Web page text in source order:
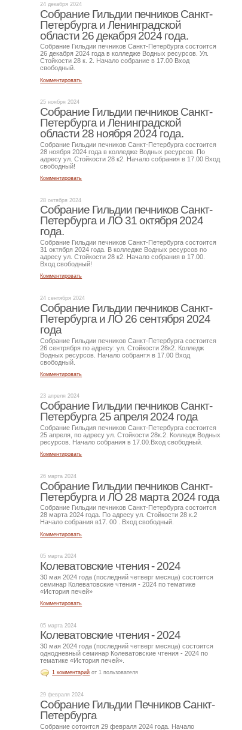
24 декабря 2024
Собрание Гильдии печников Санкт-
Петербурга и Ленинградской
области 26 декабря 2024 года.
Собрание Гильдии печников Санкт-Петербурга состоится
26 декабря 2024 года в колледже Водных ресурсов. Ул.
Стойкости 28 к. 2. Начало собрание в 17.00 Вход
свободный.
Комментировать
25 ноября 2024
Собрание Гильдии печников Санкт-
Петербурга и Ленинградской
области 28 ноября 2024 года.
Собрание Гильдии печников Санкт-Петербурга состоится
28 ноября 2024 года в колледже Водных ресурсов. По
адресу ул. Стойкости 28 к2. Начало собрания в 17.00 Вход
свободный!
Комментировать
28 октября 2024
Собрание Гильдии печников Санкт-
Петербурга и ЛО 31 октября 2024
года.
Собрание Гильдии печников Санкт-Петербурга состоится
31 октября 2024 года. В колледже Водных ресурсов по
адресу ул. Стойкости 28 к2. Начало собрания в 17.00.
Вход свободный!
Комментировать
24 сентября 2024
Собрание Гильдии печников Санкт-
Петербурга и ЛО 26 сентября 2024
года
Собрание Гильдии печников Санкт-Петербурга состоится
26 сентрября по адресу: ул. Стойкости 28к2. Колледж
Водных ресурсов. Начало собрантя в 17.00 Вход
свободный.
Комментировать
23 апреля 2024
Собрание Гильдии печников Санкт-
Петербурга 25 апреля 2024 года
Собрание Гильдия печников Санкт-Петербурга состоится
25 апреля, по адресу ул. Стойкости 28к.2. Колледж Водных
ресурсов. Начало собрания в 17.00.Вход свободный.
Комментировать
26 марта 2024
Собрание Гильдии печников Санкт-
Петербурга и ЛО 28 марта 2024 года
Собрание Гильдии печников Санкт-Петербурга состоится
28 марта 2024 года. По адресу ул. Стойкости 28 к.2
Начало собрания в17. 00 . Вход свободный.
Комментировать
05 марта 2024
Колеватовские чтения - 2024
30 мая 2024 года (последний четверг месяца) состоится
семинар Колеватовские чтения - 2024 по тематике
«История печей»
Комментировать
05 марта 2024
Колеватовские чтения - 2024
30 мая 2024 года (последний четверг месяца) состоится
однодневный семинар Колеватовские чтения - 2024 по
тематике «История печей».
1 комментарий от 1 пользователя
29 февраля 2024
Собрание Гильдии Печников Санкт-
Петербурга
Собрание сотоится 29 февраля 2024 года. Начало